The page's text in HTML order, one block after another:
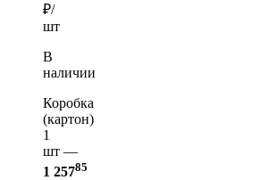
₽/
шт
В
наличии
Коробка
(картон)
1
шт —
1 25785